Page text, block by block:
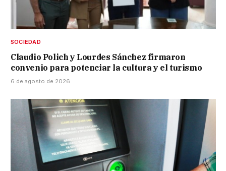
SOCIEDAD
Claudio Polich y Lourdes Sánchez firmaron
convenio para potenciar la cultura y el turismo
6 de agosto de 2026